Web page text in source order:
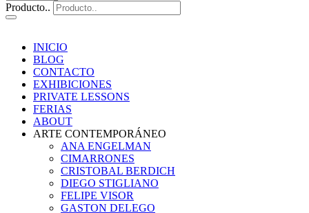
Producto..
INICIO
BLOG
CONTACTO
EXHIBICIONES
PRIVATE LESSONS
FERIAS
ABOUT
ARTE CONTEMPORÁNEO
ANA ENGELMAN
CIMARRONES
CRISTOBAL BERDICH
DIEGO STIGLIANO
FELIPE VISOR
GASTON DELEGO